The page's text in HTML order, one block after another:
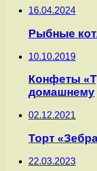
16.04.2024
Рыбные
10.10.2019
Конфеты
домашнему
02.12.2021
Торт
22.03.2023